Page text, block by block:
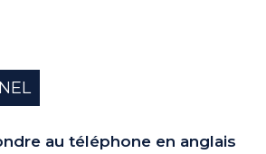
au téléphone en anglais